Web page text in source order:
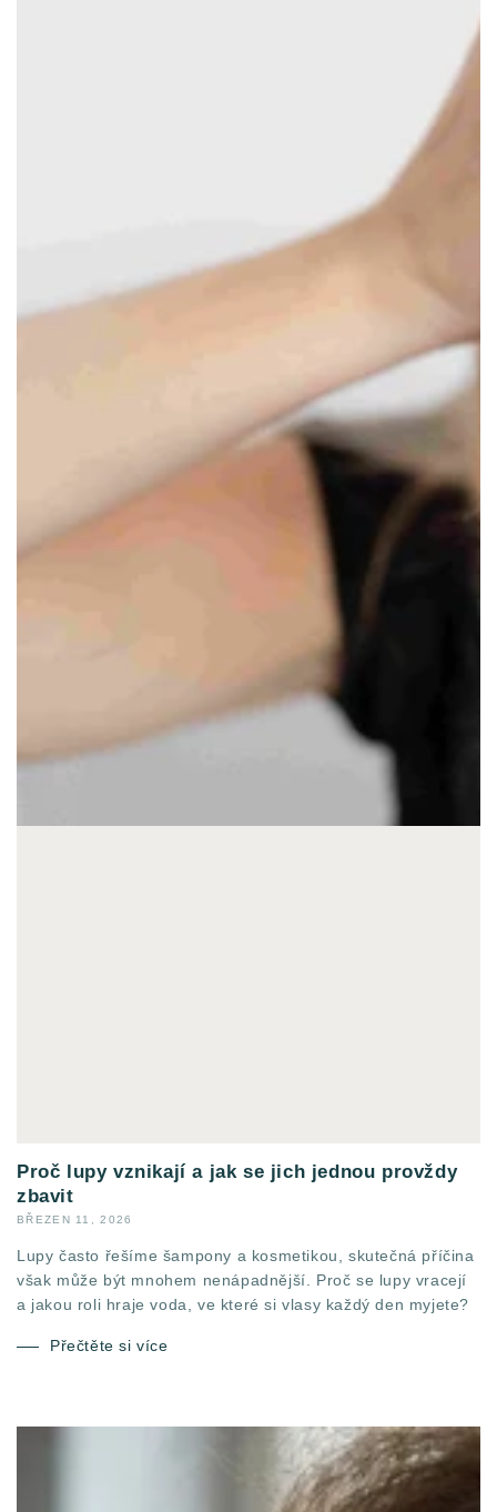
Proč lupy vznikají a jak se jich jednou provždy
zbavit
BŘEZEN 11, 2026
Lupy často řešíme šampony a kosmetikou, skutečná příčina
však může být mnohem nenápadnější. Proč se lupy vracejí
a jakou roli hraje voda, ve které si vlasy každý den myjete?
Přečtěte si více